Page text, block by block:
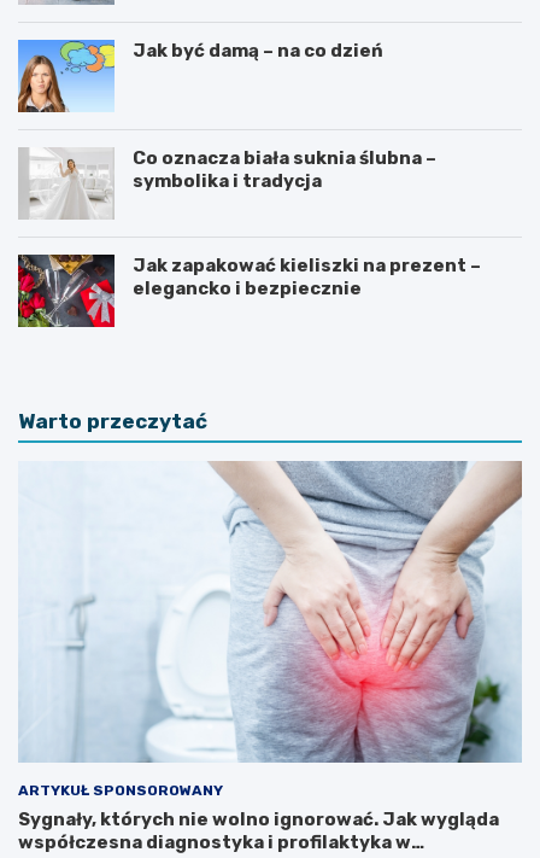
Jak być damą – na co dzień
Co oznacza biała suknia ślubna –
symbolika i tradycja
Jak zapakować kieliszki na prezent –
elegancko i bezpiecznie
Warto przeczytać
ARTYKUŁ SPONSOROWANY
Sygnały, których nie wolno ignorować. Jak wygląda
współczesna diagnostyka i profilaktyka w